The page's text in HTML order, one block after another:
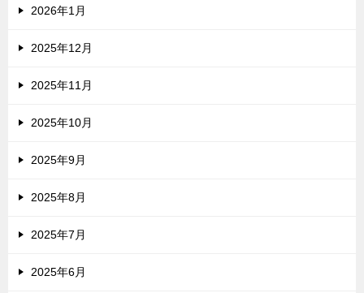
2026年1月
2025年12月
2025年11月
2025年10月
2025年9月
2025年8月
2025年7月
2025年6月